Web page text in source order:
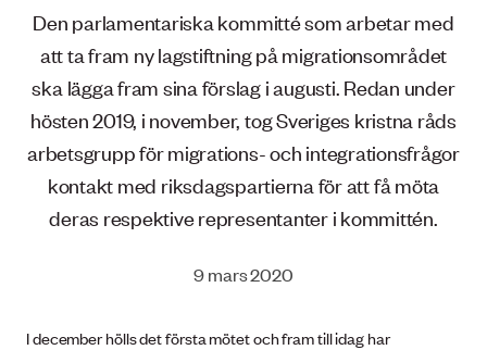
Den parlamentariska kommitté som arbetar med
att ta fram ny lagstiftning på migrationsområdet
ska lägga fram sina förslag i augusti. Redan under
hösten 2019, i november, tog Sveriges kristna råds
arbetsgrupp för migrations- och integrationsfrågor
kontakt med riksdagspartierna för att få möta
deras respektive representanter i kommittén.
9 mars 2020
I december hölls det första mötet och fram till idag har